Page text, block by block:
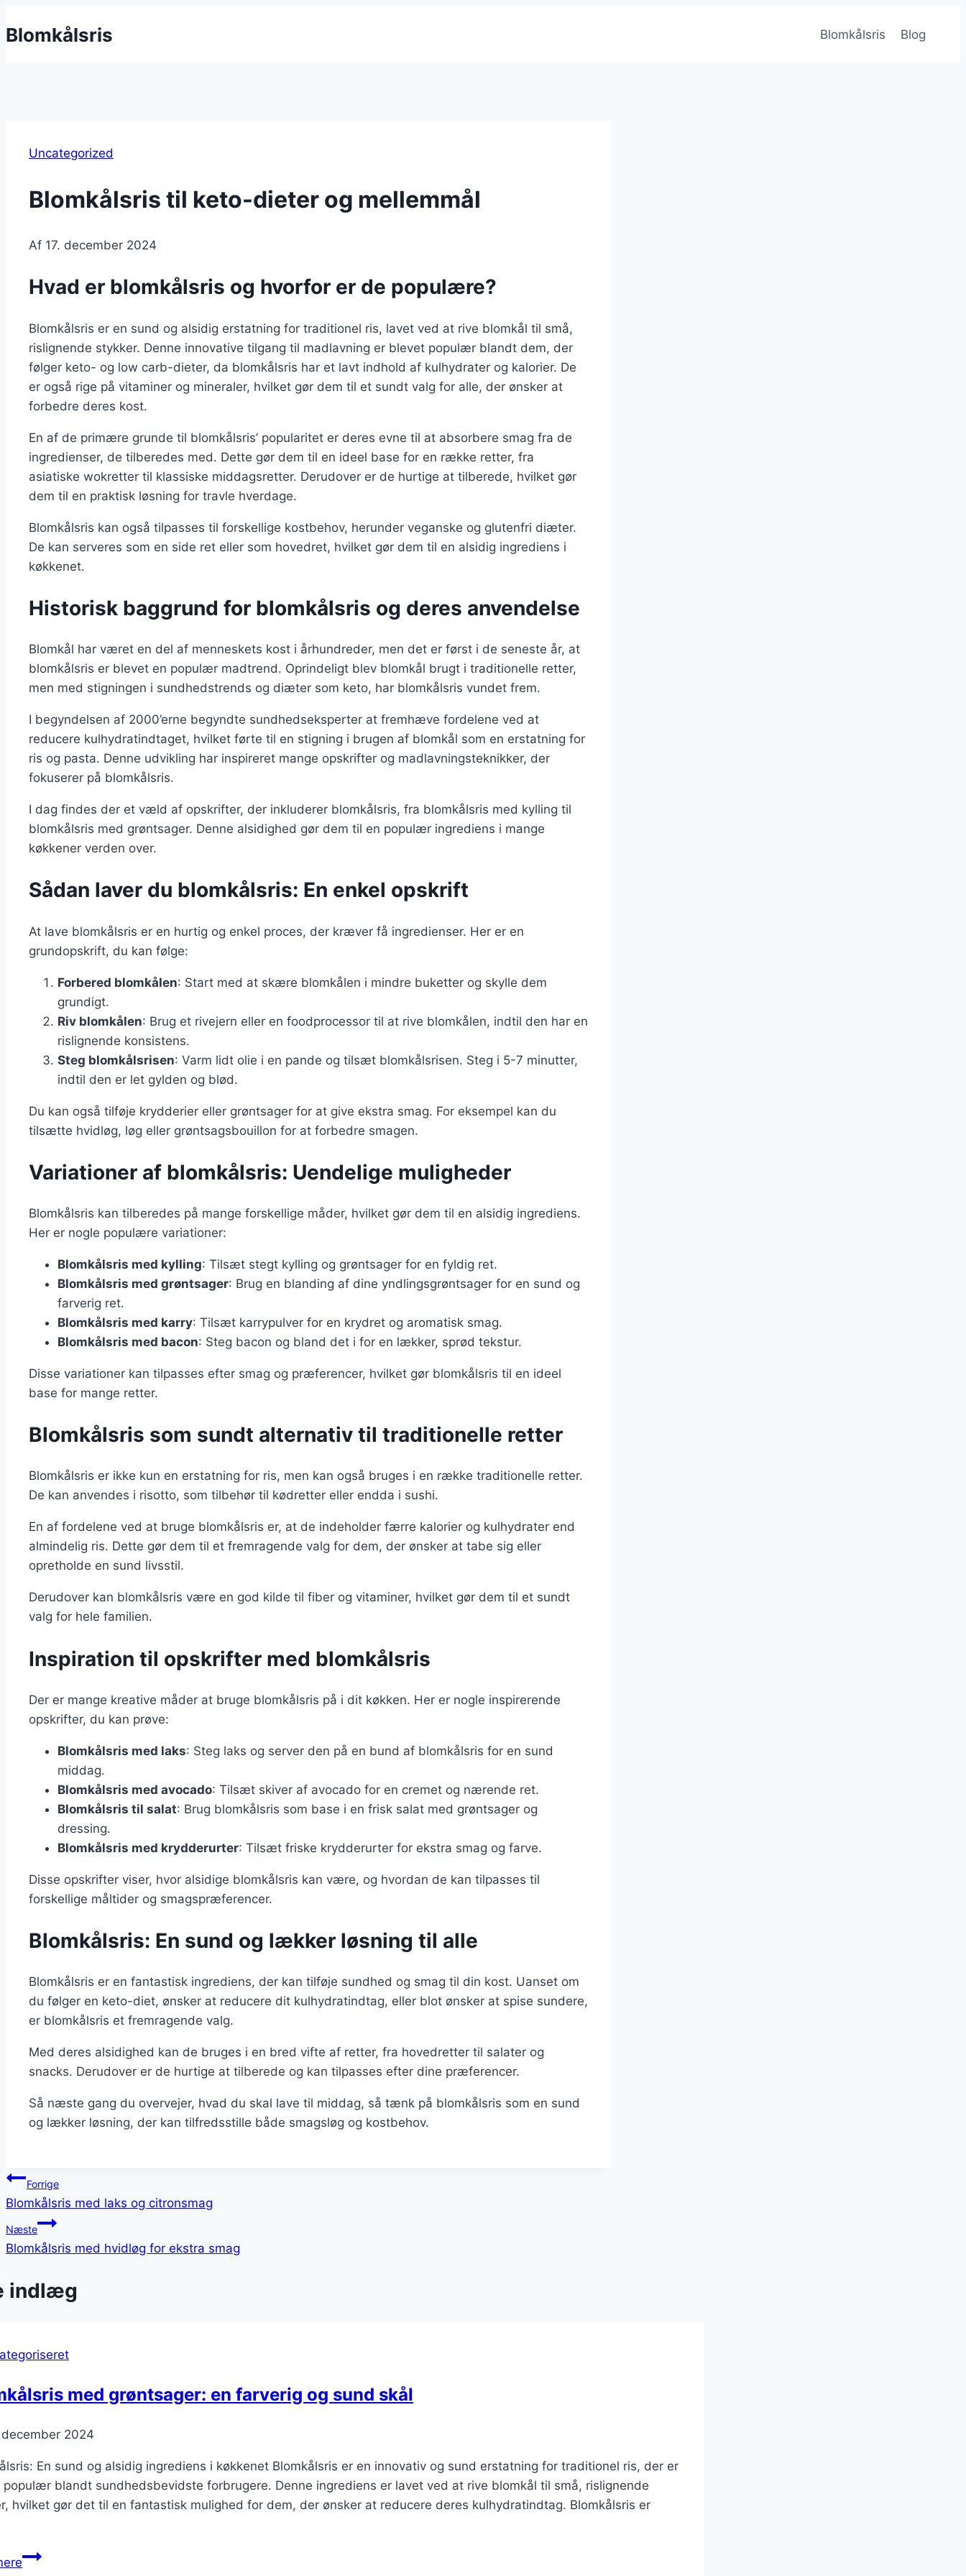
til
Blomkålsris Blomkålsris Blog
Uncategorized
Blomkålsris til keto-dieter og mellemmål
Af 17. december 2024
Hvad er blomkålsris og hvorfor er de populære?
Blomkålsris er en sund og alsidig erstatning for traditionel ris, lavet ved at rive blomkål til små,
rislignende stykker. Denne innovative tilgang til madlavning er blevet populær blandt dem, der
følger keto- og low carb-dieter, da blomkålsris har et lavt indhold af kulhydrater og kalorier. De
er også rige på vitaminer og mineraler, hvilket gør dem til et sundt valg for alle, der ønsker at
forbedre deres kost.
En af de primære grunde til blomkålsris’ popularitet er deres evne til at absorbere smag fra de
ingredienser, de tilberedes med. Dette gør dem til en ideel base for en række retter, fra
asiatiske wokretter til klassiske middagsretter. Derudover er de hurtige at tilberede, hvilket gør
dem til en praktisk løsning for travle hverdage.
Blomkålsris kan også tilpasses til forskellige kostbehov, herunder veganske og glutenfri diæter.
De kan serveres som en side ret eller som hovedret, hvilket gør dem til en alsidig ingrediens i
køkkenet.
Historisk baggrund for blomkålsris og deres anvendelse
Blomkål har været en del af menneskets kost i århundreder, men det er først i de seneste år, at
blomkålsris er blevet en populær madtrend. Oprindeligt blev blomkål brugt i traditionelle retter,
men med stigningen i sundhedstrends og diæter som keto, har blomkålsris vundet frem.
I begyndelsen af 2000’erne begyndte sundhedseksperter at fremhæve fordelene ved at
reducere kulhydratindtaget, hvilket førte til en stigning i brugen af blomkål som en erstatning for
ris og pasta. Denne udvikling har inspireret mange opskrifter og madlavningsteknikker, der
fokuserer på blomkålsris.
I dag findes der et væld af opskrifter, der inkluderer blomkålsris, fra blomkålsris med kylling til
blomkålsris med grøntsager. Denne alsidighed gør dem til en populær ingrediens i mange
køkkener verden over.
Sådan laver du blomkålsris: En enkel opskrift
At lave blomkålsris er en hurtig og enkel proces, der kræver få ingredienser. Her er en
grundopskrift, du kan følge:
Forbered blomkålen: Start med at skære blomkålen i mindre buketter og skylle dem
grundigt.
Riv blomkålen: Brug et rivejern eller en foodprocessor til at rive blomkålen, indtil den har en
rislignende konsistens.
Steg blomkålsrisen: Varm lidt olie i en pande og tilsæt blomkålsrisen. Steg i 5-7 minutter,
indtil den er let gylden og blød.
Du kan også tilføje krydderier eller grøntsager for at give ekstra smag. For eksempel kan du
tilsætte hvidløg, løg eller grøntsagsbouillon for at forbedre smagen.
Variationer af blomkålsris: Uendelige muligheder
Blomkålsris kan tilberedes på mange forskellige måder, hvilket gør dem til en alsidig ingrediens.
Her er nogle populære variationer:
Blomkålsris med kylling: Tilsæt stegt kylling og grøntsager for en fyldig ret.
Blomkålsris med grøntsager: Brug en blanding af dine yndlingsgrøntsager for en sund og
farverig ret.
Blomkålsris med karry: Tilsæt karrypulver for en krydret og aromatisk smag.
Blomkålsris med bacon: Steg bacon og bland det i for en lækker, sprød tekstur.
Disse variationer kan tilpasses efter smag og præferencer, hvilket gør blomkålsris til en ideel
base for mange retter.
Blomkålsris som sundt alternativ til traditionelle retter
Blomkålsris er ikke kun en erstatning for ris, men kan også bruges i en række traditionelle retter.
De kan anvendes i risotto, som tilbehør til kødretter eller endda i sushi.
En af fordelene ved at bruge blomkålsris er, at de indeholder færre kalorier og kulhydrater end
almindelig ris. Dette gør dem til et fremragende valg for dem, der ønsker at tabe sig eller
opretholde en sund livsstil.
Derudover kan blomkålsris være en god kilde til fiber og vitaminer, hvilket gør dem til et sundt
valg for hele familien.
Inspiration til opskrifter med blomkålsris
Der er mange kreative måder at bruge blomkålsris på i dit køkken. Her er nogle inspirerende
opskrifter, du kan prøve:
Blomkålsris med laks: Steg laks og server den på en bund af blomkålsris for en sund
middag.
Blomkålsris med avocado: Tilsæt skiver af avocado for en cremet og nærende ret.
Blomkålsris til salat: Brug blomkålsris som base i en frisk salat med grøntsager og
dressing.
Blomkålsris med krydderurter: Tilsæt friske krydderurter for ekstra smag og farve.
Disse opskrifter viser, hvor alsidige blomkålsris kan være, og hvordan de kan tilpasses til
forskellige måltider og smagspræferencer.
Blomkålsris: En sund og lækker løsning til alle
Blomkålsris er en fantastisk ingrediens, der kan tilføje sundhed og smag til din kost. Uanset om
du følger en keto-diet, ønsker at reducere dit kulhydratindtag, eller blot ønsker at spise sundere,
er blomkålsris et fremragende valg.
Med deres alsidighed kan de bruges i en bred vifte af retter, fra hovedretter til salater og
snacks. Derudover er de hurtige at tilberede og kan tilpasses efter dine præferencer.
Så næste gang du overvejer, hvad du skal lave til middag, så tænk på blomkålsris som en sund
og lækker løsning, der kan tilfredsstille både smagsløg og kostbehov.
Indlægsnavigation
Forrige
Blomkålsris med laks og citronsmag
Næste
Blomkålsris med hvidløg for ekstra smag
indlæg
med grøntsager: en farverig og sund skål
2024
En sund og alsidig ingrediens i køkkenet Blomkålsris er en innovativ og sund erstatning for traditionel ris, der er
blandt sundhedsbevidste forbrugere. Denne ingrediens er lavet ved at rive blomkål til små, rislignende
hvilket gør det til en fantastisk mulighed for dem, der ønsker at reducere deres kulhydratindtag. Blomkålsris er
Blomkålsris